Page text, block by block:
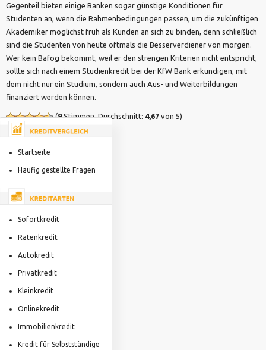
Gegenteil bieten einige Banken sogar günstige Konditionen für
Studenten an, wenn die Rahmenbedingungen passen, um die zukünftigen
Akademiker möglichst früh als Kunden an sich zu binden, denn schließlich
sind die Studenten von heute oftmals die Besserverdiener von morgen.
Wer kein Bafög bekommt, weil er den strengen Kriterien nicht entspricht,
sollte sich nach einem Studienkredit bei der KfW Bank erkundigen, mit
dem nicht nur ein Studium, sondern auch Aus- und Weiterbildungen
finanziert werden können.
(9Stimmen, Durchschnitt: 4,67 von 5)
Startseite
Häufig gestellte Fragen
Sofortkredit
Ratenkredit
Autokredit
Privatkredit
Kleinkredit
Onlinekredit
Immobilienkredit
Kredit für Selbstständige